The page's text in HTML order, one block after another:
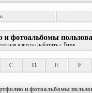
и фотоальбомы
или клиента работать с Вами.
C D E F
и фотоальбомы